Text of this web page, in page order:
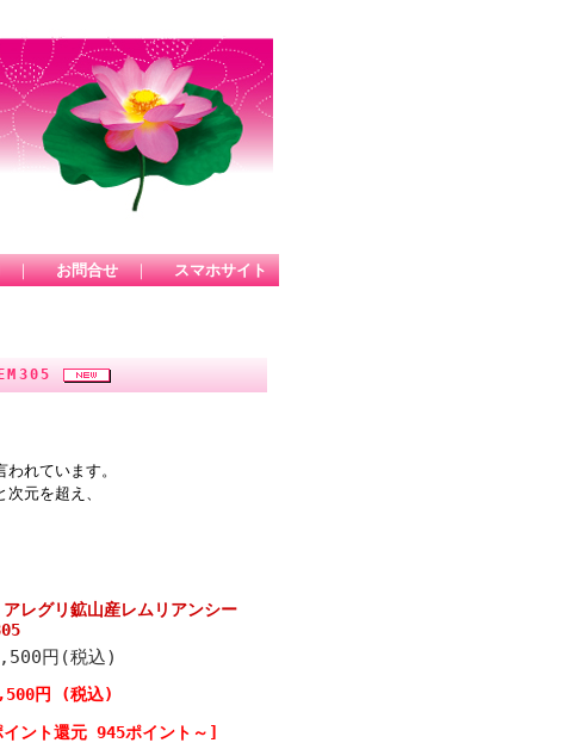
｜ お問合せ ｜ スマホサイト
れています。
元を超え、
レグリ鉱山産レムリアンシー
円(税込)
円 (税込)
ント還元 945ポイント～]